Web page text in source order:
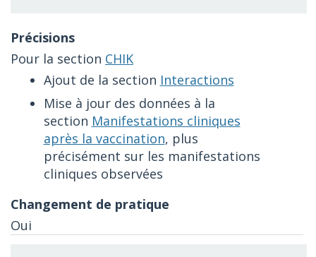
Pour la section CHIK
Ajout de la section Interactions
Mise à jour des données à la
section Manifestations cliniques
après la vaccination, plus
précisément sur les manifestations
cliniques observées
Oui